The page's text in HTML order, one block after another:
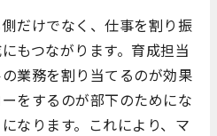
だけでなく、仕事を割り振
もつながります。育成担当
業務を割り当てるのが効果
をするのが部下のためにな
なります。これにより、マ